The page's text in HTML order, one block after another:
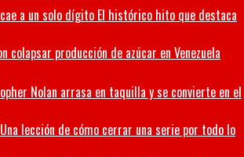
a un solo dígito El histórico hito que destaca
colapsar producción de azúcar en Venezuela
Nolan arrasa en taquilla y se convierte en el
lección de cómo cerrar una serie por todo lo